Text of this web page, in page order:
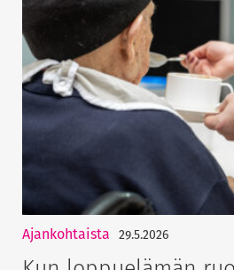
Ajankohtaista 29.5.2026